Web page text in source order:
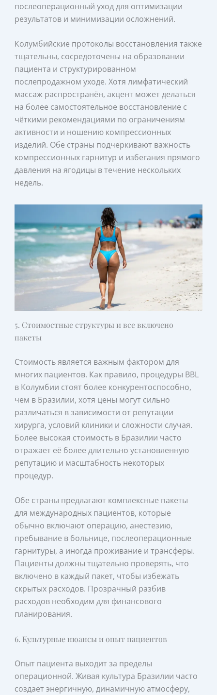
послеоперационный уход для оптимизации
результатов и минимизации осложнений.
Колумбийские протоколы восстановления также
тщательны, сосредоточены на образовании
пациента и структурированном
послепродажном уходе. Хотя лимфатический
массаж распространён, акцент может делаться
на более самостоятельное восстановление с
чёткими рекомендациями по ограничениям
активности и ношению компрессионных
изделий. Обе страны подчеркивают важность
компрессионных гарнитур и избегания прямого
давления на ягодицы в течение нескольких
недель.
5. Стоимостные структуры и все включено
пакеты
Стоимость является важным фактором для
многих пациентов. Как правило, процедуры BBL
в Колумбии стоят более конкурентоспособно,
чем в Бразилии, хотя цены могут сильно
различаться в зависимости от репутации
хирурга, условий клиники и сложности случая.
Более высокая стоимость в Бразилии часто
отражает её более длительно установленную
репутацию и масштабность некоторых
процедур.
Обе страны предлагают комплексные пакеты
для международных пациентов, которые
обычно включают операцию, анестезию,
пребывание в больнице, послеоперационные
гарнитуры, а иногда проживание и трансферы.
Пациенты должны тщательно проверять, что
включено в каждый пакет, чтобы избежать
скрытых расходов. Прозрачный разбив
расходов необходим для финансового
планирования.
6. Культурные нюансы и опыт пациентов
Опыт пациента выходит за пределы
операционной. Живая культура Бразилии часто
создает энергичную, динамичную атмосферу,